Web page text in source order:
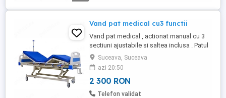
Vand pat medical cu3 functii
Vand pat medical , actionat manual cu 3
sectiuni ajustabile si saltea inclusa . Patul
este complect echipat cu laterale de
siguranta , suport pentru perfuzii si saltea.
Patul si salteaua sunt in garantie , si intr-o
stare impecabila deoarece au fost
folosite foarte putin timp. Pretul este 2300
Suceava, Suceava
azi 20:50
2 300 RON
Telefon validat